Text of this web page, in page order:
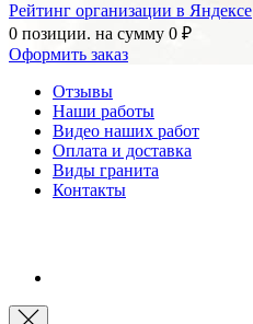
Рейтинг организации в Яндексе
0 позиции. на сумму 0 ₽
Оформить заказ
Отзывы
Наши работы
Видео наших работ
Оплата и доставка
Виды гранита
Контакты